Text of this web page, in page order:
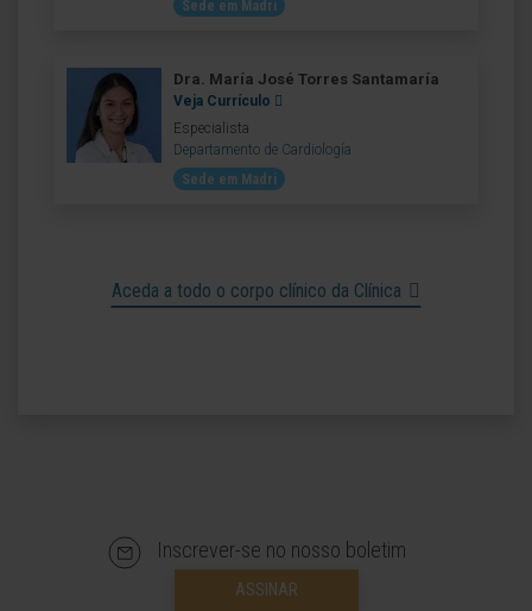
Sede em Madri
Dra. María José Torres Santamaría
Veja Currículo
Especialista
Departamento de Cardiología
Sede em Madri
Aceda a todo o corpo clínico da Clínica
Inscrever-se no nosso boletim
ASSINAR